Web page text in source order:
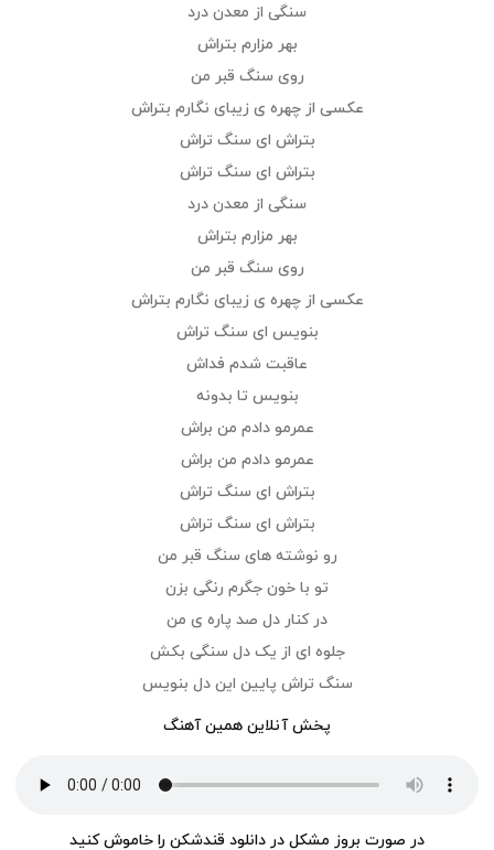
سنگی از معدن درد
بهر مزارم بتراش
روی سنگ قبر من
عکسی از چهره ی زیبای نگارم بتراش
بتراش ای سنگ تراش
بتراش ای سنگ تراش
سنگی از معدن درد
بهر مزارم بتراش
روی سنگ قبر من
عکسی از چهره ی زیبای نگارم بتراش
بنویس ای سنگ تراش
عاقبت شدم فداش
بنویس تا بدونه
عمرمو دادم من براش
عمرمو دادم من براش
بتراش ای سنگ تراش
بتراش ای سنگ تراش
رو نوشته های سنگ قبر من
تو با خون جگرم رنگی بزن
در کنار دل صد پاره ی من
جلوه ای از یک دل سنگی بکش
سنگ تراش پایین این دل بنویس
پخش آنلاین همین آهنگ
در صورت بروز مشکل در دانلود قندشکن را خاموش کنید